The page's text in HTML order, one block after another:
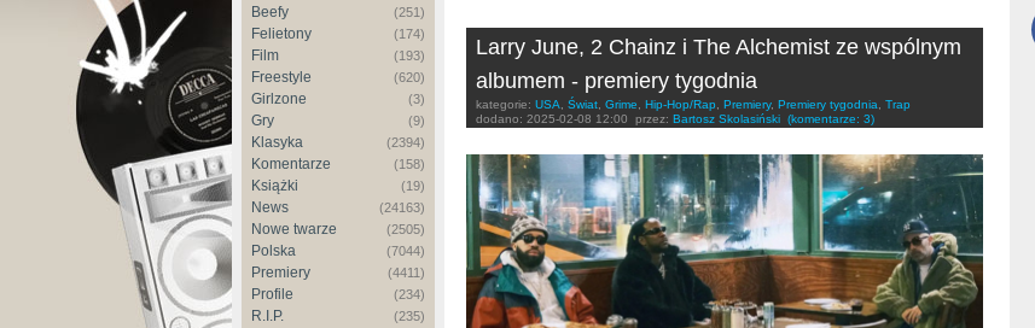
Beefy (251)
Felietony (174)
Film (193)
Freestyle (620)
Girlzone (3)
Gry (9)
Klasyka (2394)
Komentarze (158)
Książki (19)
News (24163)
Nowe twarze (2505)
Polska (7044)
Premiery (4411)
Profile (234)
R.I.P. (235)
Larry June, 2 Chainz i The Alchemist ze wspólnym
albumem - premiery tygodnia
kategorie: USA Świat Grime Hip-Hop/Rap Premiery, Premiery tygodnia
Trap
dodano: 2025-02-08 12:00 przez: Bartosz Skolasiński (komentarze: 3)